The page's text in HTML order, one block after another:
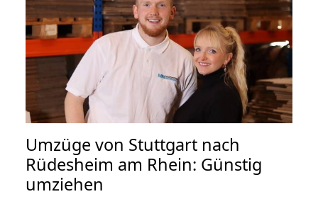
Umzüge von Stuttgart nach
Rüdesheim am Rhein: Günstig
umziehen